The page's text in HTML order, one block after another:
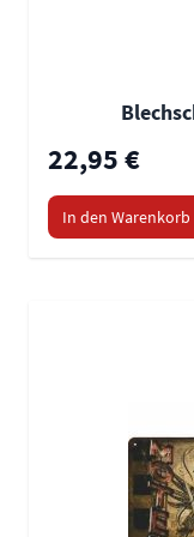
22,95 €
In den Warenkorb